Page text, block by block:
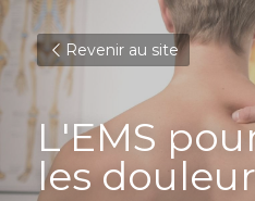
Revenir au site
L'EMS
les